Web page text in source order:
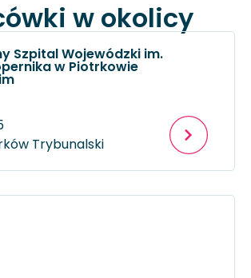
w okolicy
Szpital Wojewódzki im.
w Piotrkowie
Trybunalski